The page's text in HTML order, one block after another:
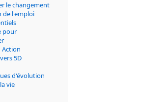
le changement
de l'emploi
pour
5D
d'évolution
vie